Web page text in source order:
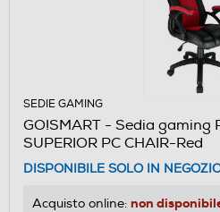
SEDIE GAMING
GO!SMART - Sedia gaming
SUPERIOR PC CHAIR-Red
DISPONIBILE SOLO IN
Acquisto online: non